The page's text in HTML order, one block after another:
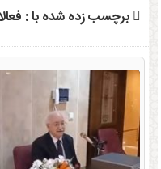
برچسب زده شده با :